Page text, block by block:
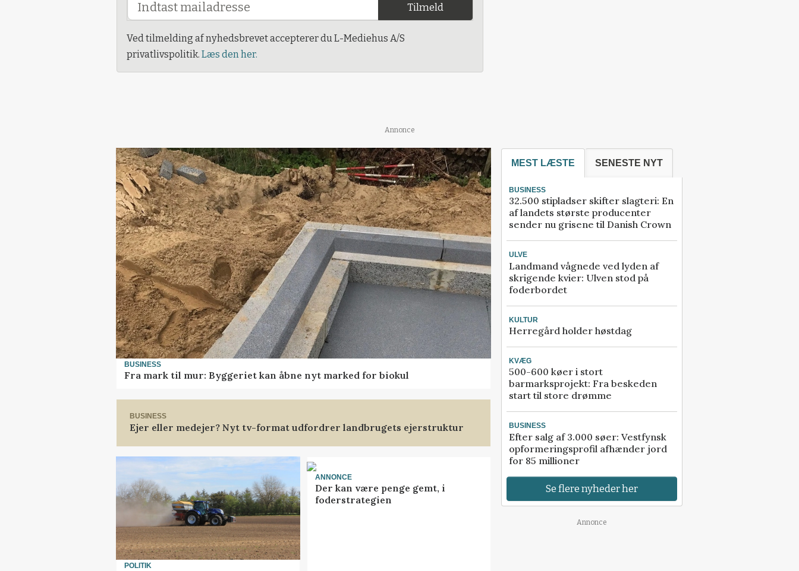
Tilmeld
Ved tilmelding af nyhedsbrevet accepterer du L-Mediehus A/S
privatlivspolitik. Læs den her.
Annonce
BUSINESS
Fra mark til mur: Byggeriet kan åbne nyt marked for biokul
BUSINESS
Ejer eller medejer? Nyt tv-format udfordrer landbrugets ejerstruktur
POLITIK
ANNONCE
Der kan være penge gemt, i
foderstrategien
MEST LÆSTE SENESTE NYT
BUSINESS
32.500 stipladser skifter slagteri: En
af landets største producenter
sender nu grisene til Danish Crown
ULVE
Landmand vågnede ved lyden af
skrigende kvier: Ulven stod på
foderbordet
KULTUR
Herregård holder høstdag
KVÆG
500-600 køer i stort
barmarksprojekt: Fra beskeden
start til store drømme
BUSINESS
Efter salg af 3.000 søer: Vestfynsk
opformeringsprofil afhænder jord
for 85 millioner
Se flere nyheder her
Annonce